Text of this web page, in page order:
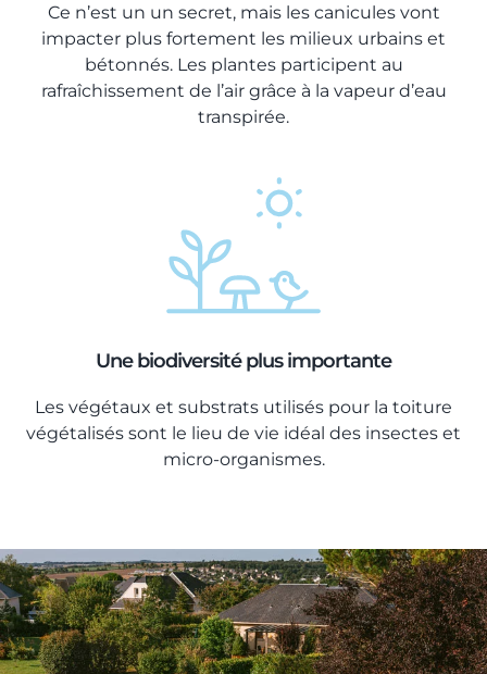
Ce n’est un un secret, mais les canicules vont
impacter plus fortement les milieux urbains et
bétonnés. Les plantes participent au
rafraîchissement de l’air grâce à la vapeur d’eau
transpirée.
Une biodiversité plus importante
Les végétaux et substrats utilisés pour la toiture
végétalisés sont le lieu de vie idéal des insectes et
micro-organismes.